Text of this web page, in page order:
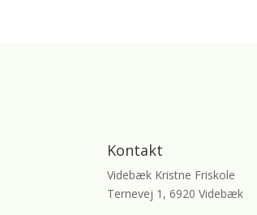
Kontakt
Videbæk Kristne Friskole
Ternevej 1, 6920 Videbæk